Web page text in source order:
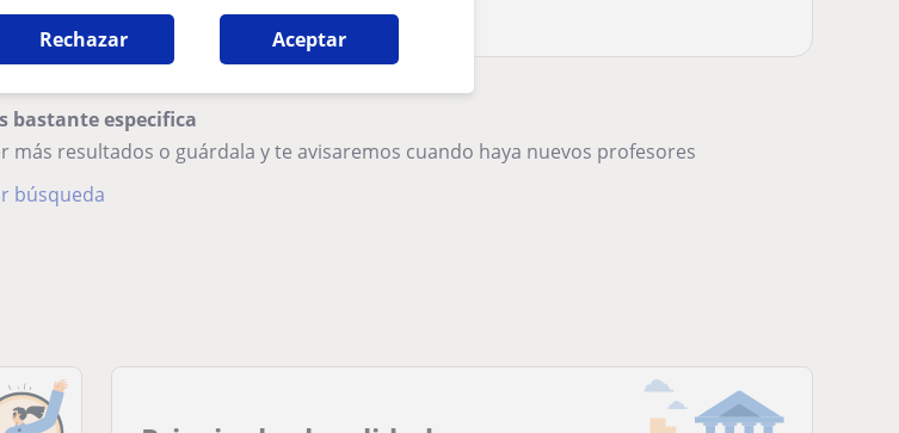
Rechazar Aceptar
un empujoncito para mejorar en sus estudios
bastante especifica
más resultados o guárdala y te avisaremos cuando haya nuevos profesores
búsqueda